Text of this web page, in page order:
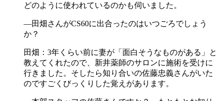
どのように使われているのかも伺いました。
―田畑さんがCS60に出合ったのはいつごろでしょう
か？
田畑：3年くらい前に妻が「面白そうなものがある」と
教えてくれたので、新井薬師のサロンに施術を受けに
行きました。そしたら知り合いの佐藤忠義さんがいた
のですごくびっくりした覚えがあります。